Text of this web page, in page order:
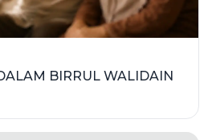
BIRRUL WALIDAIN